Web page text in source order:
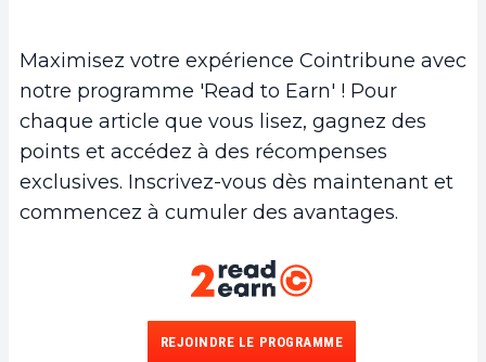
Maximisez votre expérience Cointribune avec
notre programme 'Read to Earn' ! Pour
chaque article que vous lisez, gagnez des
points et accédez à des récompenses
exclusives. Inscrivez-vous dès maintenant et
commencez à cumuler des avantages.
REJOINDRE LE PROGRAMME